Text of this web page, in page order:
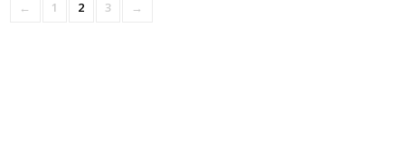
← 1 2 3 →